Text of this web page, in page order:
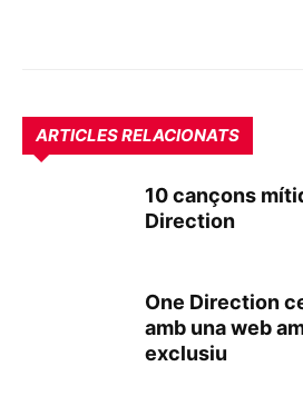
ARTICLES RELACIONATS
10 cançons
Direction
One Direction
amb una web
exclusiu